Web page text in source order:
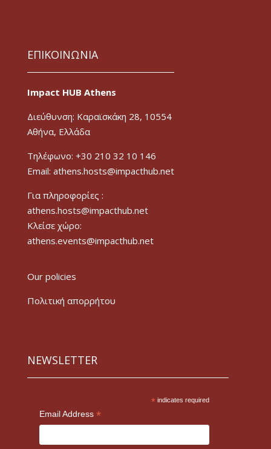
ΕΠΙΚΟΙΝΩΝΙΑ
Impact HUB Athens
Διεύθυνση: Καραϊσκάκη 28, 10554
Αθήνα, Ελλάδα
Τηλέφωνο: +30 210 32 10 146
Email: athens.hosts@impacthub.net
Για πληροφορίες :
athens.hosts@impacthub.net
Κλείσε χώρο:
athens.events@impacthub.net
Our policies
Πολιτική απορρήτου
NEWSLETTER
* indicates required
Email Address *